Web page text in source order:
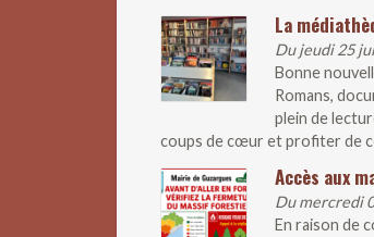
La
Du jeudi 25
Bonne
Romans,
plein de
coups de cœur et profiter de
Accès aux
Du mercredi
En raison de